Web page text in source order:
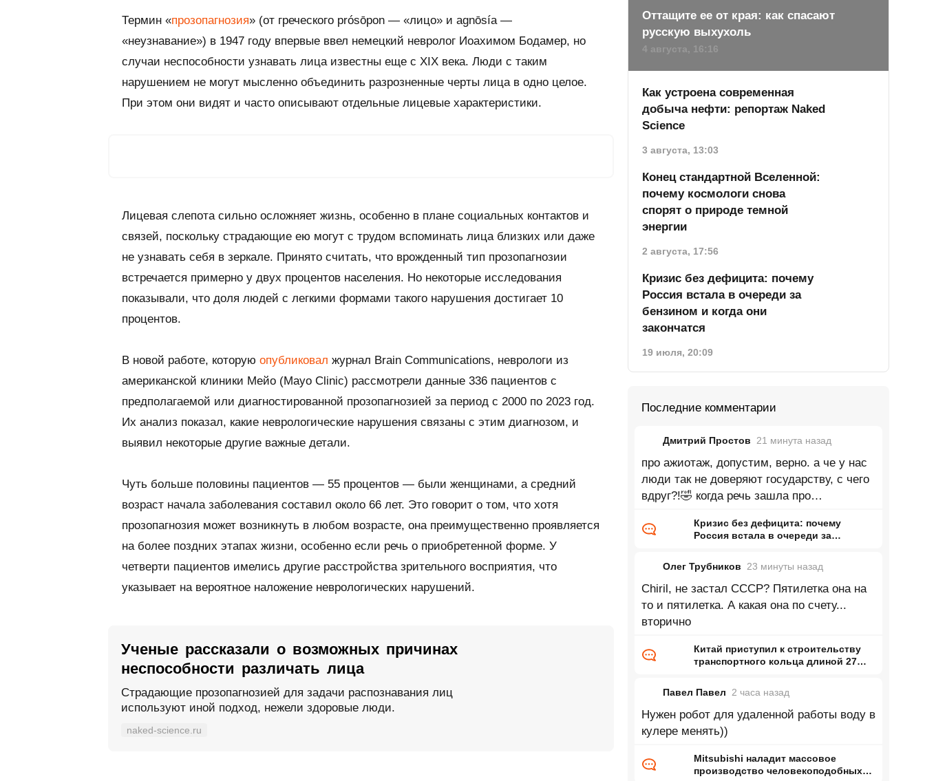
Термин «прозопагнозия» (от греческого prósōpon — «лицо» и agnōsía —
«неузнавание») в 1947 году впервые ввел немецкий невролог Иоахимом Бодамер, но
случаи неспособности узнавать лица известны еще с XIX века. Люди с таким
нарушением не могут мысленно объединить разрозненные черты лица в одно целое.
При этом они видят и часто описывают отдельные лицевые характеристики.
Лицевая слепота сильно осложняет жизнь, особенно в плане социальных контактов и
связей, поскольку страдающие ею могут с трудом вспоминать лица близких или даже
не узнавать себя в зеркале. Принято считать, что врожденный тип прозопагнозии
встречается примерно у двух процентов населения. Но некоторые исследования
показывали, что доля людей с легкими формами такого нарушения достигает 10
процентов.
В новой работе, которую опубликовал журнал Brain Communications, неврологи из
американской клиники Мейо (Mayo Clinic) рассмотрели данные 336 пациентов с
предполагаемой или диагностированной прозопагнозией за период с 2000 по 2023 год.
Их анализ показал, какие неврологические нарушения связаны с этим диагнозом, и
выявил некоторые другие важные детали.
Чуть больше половины пациентов — 55 процентов — были женщинами, а средний
возраст начала заболевания составил около 66 лет. Это говорит о том, что хотя
прозопагнозия может возникнуть в любом возрасте, она преимущественно проявляется
на более поздних этапах жизни, особенно если речь о приобретенной форме. У
четверти пациентов имелись другие расстройства зрительного восприятия, что
указывает на вероятное наложение неврологических нарушений.
Ученые рассказали о возможных причинах
неспособности различать лица
Страдающие прозопагнозией для задачи распознавания лиц
используют иной подход, нежели здоровые люди.
naked-science.ru
Оттащите ее от края: как спасают
русскую выхухоль
4 августа, 16:16
Как устроена современная
добыча нефти: репортаж Naked
Science
3 августа, 13:03
Конец стандартной Вселенной:
почему космологи снова
спорят о природе темной
энергии
2 августа, 17:56
Кризис без дефицита: почему
Россия встала в очереди за
бензином и когда они
закончатся
19 июля, 20:09
Последние комментарии
Дмитрий Простов 21 минута назад
про ажиотаж, допустим, верно. а че у нас
люди так не доверяют государству, с чего
вдруг?!🤣 когда речь зашла про
Кризис без дефицита: почему
Россия встала в очереди за
Олег Трубников
23 минуты назад
Chiril, не застал СССР? Пятилетка она на
то и пятилетка. А какая она по счету...
вторично
Китай приступил к строительству
транспортного кольца длиной 27
Павел Павел
2 часа назад
Нужен робот для удаленной работы воду в
кулере менять))
Mitsubishi наладит массовое
производство человекоподобных